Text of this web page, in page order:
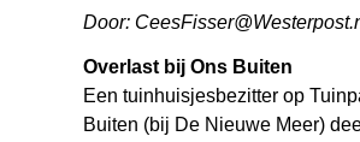
Door:
Overlast bij Ons Buiten
Een tuinhuisjesbezitter op
Buiten (bij De Nieuwe Meer)